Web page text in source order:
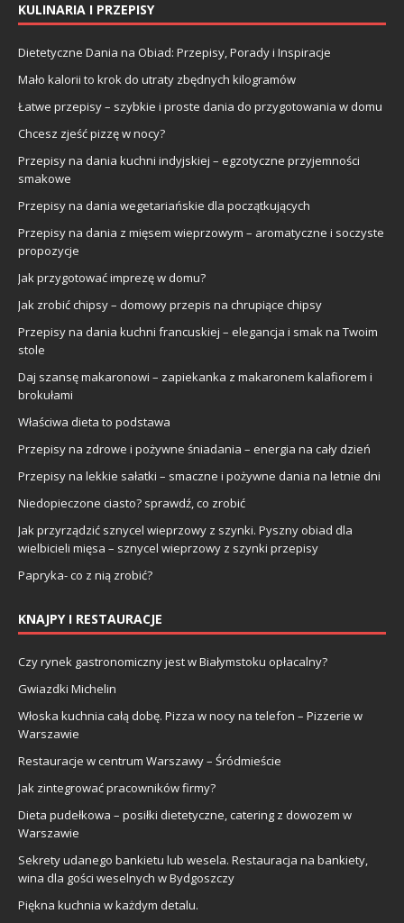
KULINARIA I PRZEPISY
Dietetyczne Dania na Obiad: Przepisy, Porady i Inspiracje
Mało kalorii to krok do utraty zbędnych kilogramów
Łatwe przepisy – szybkie i proste dania do przygotowania w domu
Chcesz zjeść pizzę w nocy?
Przepisy na dania kuchni indyjskiej – egzotyczne przyjemności
smakowe
Przepisy na dania wegetariańskie dla początkujących
Przepisy na dania z mięsem wieprzowym – aromatyczne i soczyste
propozycje
Jak przygotować imprezę w domu?
Jak zrobić chipsy – domowy przepis na chrupiące chipsy
Przepisy na dania kuchni francuskiej – elegancja i smak na Twoim
stole
Daj szansę makaronowi – zapiekanka z makaronem kalafiorem i
brokułami
Właściwa dieta to podstawa
Przepisy na zdrowe i pożywne śniadania – energia na cały dzień
Przepisy na lekkie sałatki – smaczne i pożywne dania na letnie dni
Niedopieczone ciasto? sprawdź, co zrobić
Jak przyrządzić sznycel wieprzowy z szynki. Pyszny obiad dla
wielbicieli mięsa – sznycel wieprzowy z szynki przepisy
Papryka- co z nią zrobić?
KNAJPY I RESTAURACJE
Czy rynek gastronomiczny jest w Białymstoku opłacalny?
Gwiazdki Michelin
Włoska kuchnia całą dobę. Pizza w nocy na telefon – Pizzerie w
Warszawie
Restauracje w centrum Warszawy – Śródmieście
Jak zintegrować pracowników firmy?
Dieta pudełkowa – posiłki dietetyczne, catering z dowozem w
Warszawie
Sekrety udanego bankietu lub wesela. Restauracja na bankiety,
wina dla gości weselnych w Bydgoszczy
Piękna kuchnia w każdym detalu.